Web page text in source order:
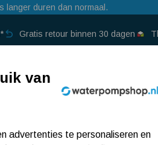
langer duren dan normaal.
Gratis retour binnen 30 dagen
van
advertenties te personaliseren en